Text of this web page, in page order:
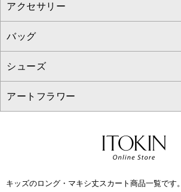
ベスト・ジレ
パーカー
タンクトップ・キャミソール
スウェット・ジャージー
その他のワンピース・ドレス
ハーフ・ショート丈パンツ
サロペット・オールインワン
その他のパンツ
ミモレ丈スカート
ショート・ミニ丈スカート
その他のスカート
ノーカラージャケット
セットアップ
セットアップジャケット
セットアップパンツ
セットアップワンピース
その他のジャケット・スーツ
トレンチコート
ピーコート
ダッフルコート
チェスターコート
ノーカラーコート
すべてのグッズ・小物
マスク
ストール・マフラー・スヌード
ベルト・サスペンダー
財布・名刺入れ・ケース
アクセサリー
すべてのアクセサリー
ネックレス
ピアス・イヤリング
ブローチ・コサージュ
その他のアクセサリー
バッグ
すべてのバッグ
トートバッグ
クラッチバッグ
シューズ
すべてのシューズ
ブーツ・ブーティー
アートフラワー
オーキッド・胡蝶蘭
キッズのロング・マキシ丈スカート商品一覧です。